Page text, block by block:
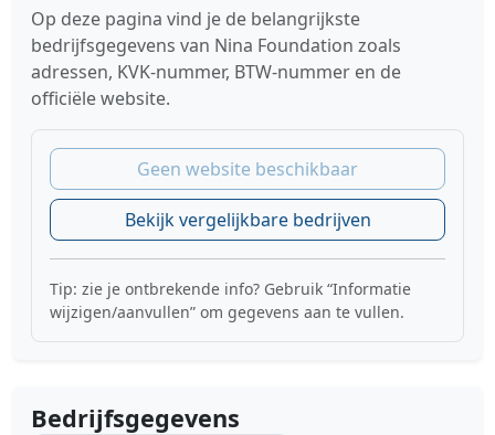
Op deze pagina vind je de belangrijkste
bedrijfsgegevens van Nina Foundation zoals
adressen, KVK-nummer, BTW-nummer en de
officiële website.
Geen website beschikbaar
Bekijk vergelijkbare bedrijven
Tip: zie je ontbrekende info? Gebruik “Informatie
wijzigen/aanvullen” om gegevens aan te vullen.
Bedrijfsgegevens